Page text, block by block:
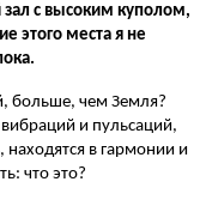
зал с высоким куполом,
этого места я не
больше, чем Земля?
и пульсаций,
находятся в гармонии и
что это?